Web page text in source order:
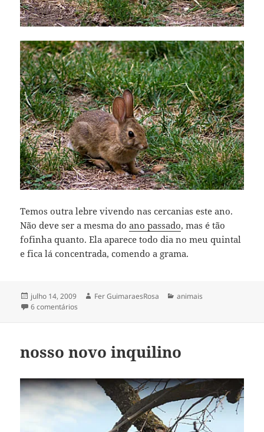
Temos outra lebre vivendo nas cercanias este ano.
Não deve ser a mesma doano passado, mas é tão
fofinha quanto. Ela aparece todo dia no meu quintal
e fica lá concentrada, comendo a grama.
Publicado
em
julho 14, 2009 Autor
Fer GuimaraesRosa Categorias
animais
6 comentários
nosso novo inquilino